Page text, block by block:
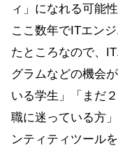
ィ」になれる可能
ここ数年でITエン
たところなので、
グラムなどの機会
いる学生」「まだ
職に迷っている方
ンティティツール